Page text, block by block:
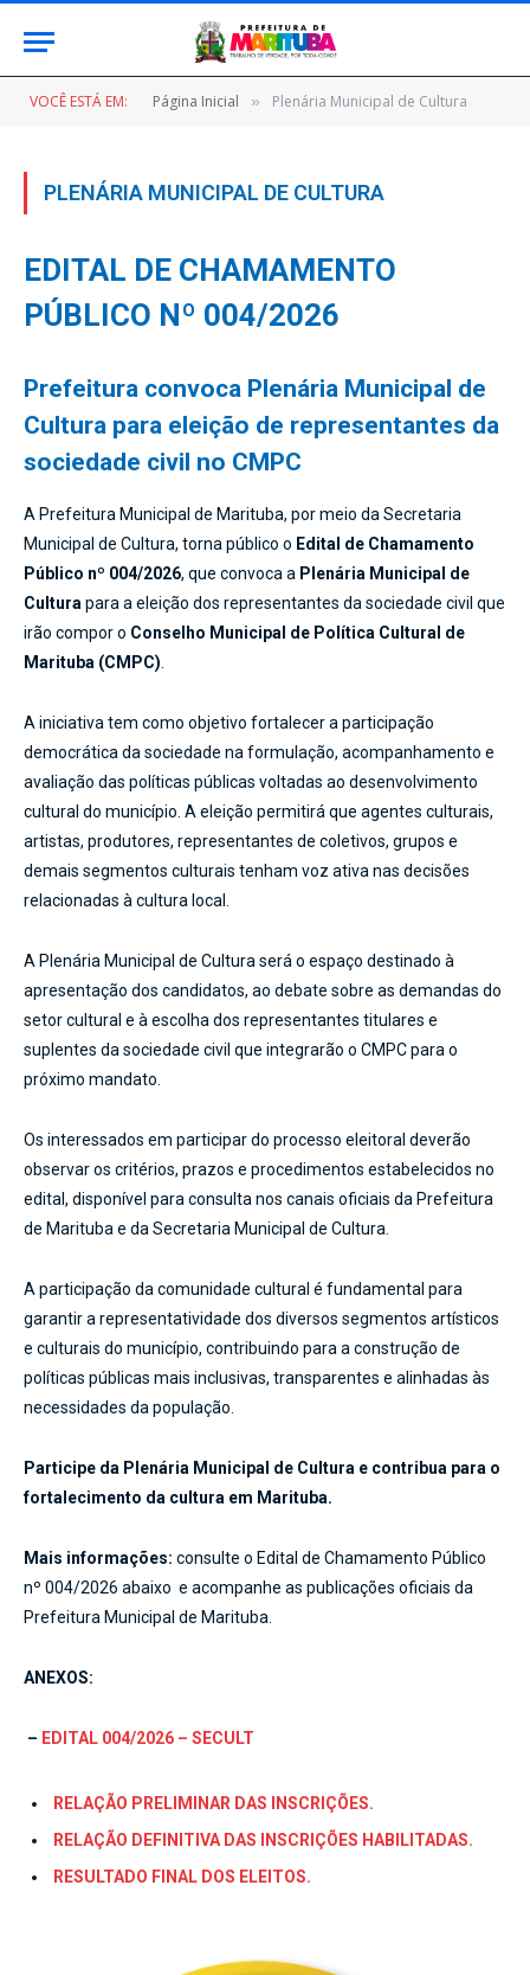
VOCÊ ESTÁ EM: Página Inicial » Plenária Municipal de Cultura
PLENÁRIA MUNICIPAL DE CULTURA
EDITAL DE CHAMAMENTO
PÚBLICO Nº 004/2026
Prefeitura convoca Plenária Municipal de
Cultura para eleição de representantes da
sociedade civil no CMPC
A Prefeitura Municipal de Marituba, por meio da Secretaria
Municipal de Cultura, torna público o Edital de Chamamento
Público nº 004/2026, que convoca a Plenária Municipal de
Cultura para a eleição dos representantes da sociedade civil que
irão compor o Conselho Municipal de Política Cultural de
Marituba (CMPC)
A iniciativa tem como objetivo fortalecer a participação
democrática da sociedade na formulação, acompanhamento e
avaliação das políticas públicas voltadas ao desenvolvimento
cultural do município. A eleição permitirá que agentes culturais,
artistas, produtores, representantes de coletivos, grupos e
demais segmentos culturais tenham voz ativa nas decisões
relacionadas à cultura local.
A Plenária Municipal de Cultura será o espaço destinado à
apresentação dos candidatos, ao debate sobre as demandas do
setor cultural e à escolha dos representantes titulares e
suplentes da sociedade civil que integrarão o CMPC para o
próximo mandato.
Os interessados em participar do processo eleitoral deverão
observar os critérios, prazos e procedimentos estabelecidos no
edital, disponível para consulta nos canais oficiais da Prefeitura
de Marituba e da Secretaria Municipal de Cultura.
A participação da comunidade cultural é fundamental para
garantir a representatividade dos diversos segmentos artísticos
e culturais do município, contribuindo para a construção de
políticas públicas mais inclusivas, transparentes e alinhadas às
necessidades da população.
Participe da Plenária Municipal de Cultura e contribua para o
fortalecimento da cultura em Marituba.
Mais informações: consulte o Edital de Chamamento Público
nº 004/2026 abaixo e acompanhe as publicações oficiais da
Prefeitura Municipal de Marituba.
ANEXOS:
– EDITAL 004/2026 – SECULT
RELAÇÃO PRELIMINAR DAS INSCRIÇÕES.
RELAÇÃO DEFINITIVA DAS INSCRIÇÕES HABILITADAS.
RESULTADO FINAL DOS ELEITOS.